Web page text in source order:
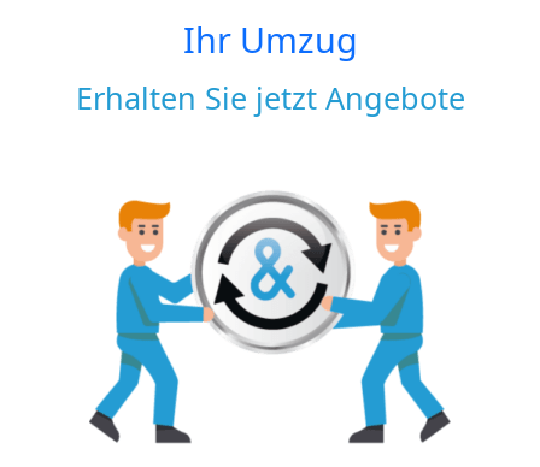
Ihr Umzug
Erhalten Sie jetzt Angebote